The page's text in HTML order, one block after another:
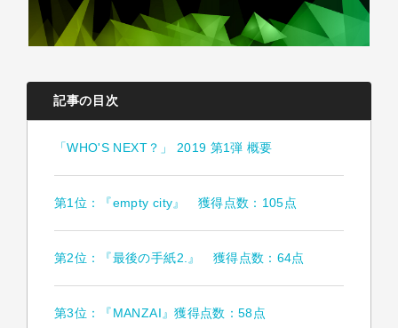
記事の目次
「WHO'S NEXT？」 2019 第1弾 概要
第1位：『empty city』 獲得点数：105点
第2位：『最後の手紙2.』 獲得点数：64点
第3位：『MANZAI』獲得点数：58点